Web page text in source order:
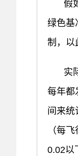
假
绿色基
制，以
实
每年都
间来统
（每
0.02以